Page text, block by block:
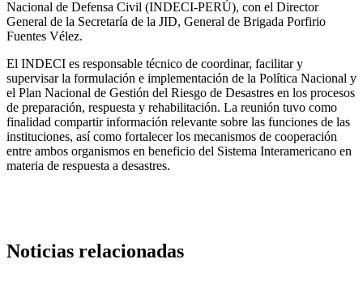
Nacional de Defensa Civil (INDECI-PERÚ), con el Director
General de la Secretaría de la JID, General de Brigada Porfirio
Fuentes Vélez.
El INDECI es responsable técnico de coordinar, facilitar y
supervisar la formulación e implementación de la Política Nacional y
el Plan Nacional de Gestión del Riesgo de Desastres en los procesos
de preparación, respuesta y rehabilitación. La reunión tuvo como
finalidad compartir información relevante sobre las funciones de las
instituciones, así como fortalecer los mecanismos de cooperación
entre ambos organismos en beneficio del Sistema Interamericano en
materia de respuesta a desastres.
Noticias relacionadas